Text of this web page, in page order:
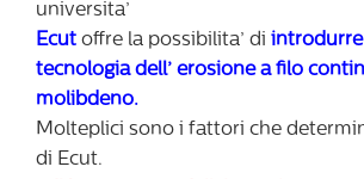
universita’
Ecut offre la possibilita’ di introdurre
tecnologia dell’ erosione a filo
molibdeno.
Molteplici sono i fattori che
di Ecut.